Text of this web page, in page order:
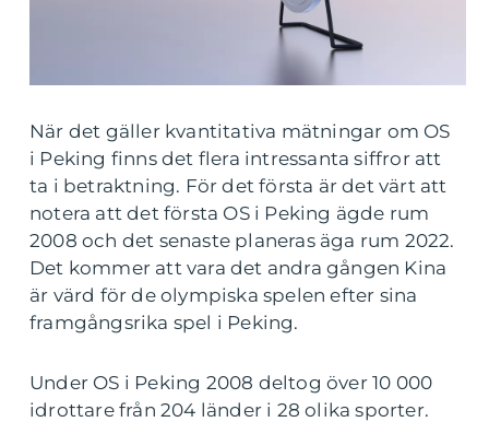
När det gäller kvantitativa mätningar om OS
i Peking finns det flera intressanta siffror att
ta i betraktning. För det första är det värt att
notera att det första OS i Peking ägde rum
2008 och det senaste planeras äga rum 2022.
Det kommer att vara det andra gången Kina
är värd för de olympiska spelen efter sina
framgångsrika spel i Peking.
Under OS i Peking 2008 deltog över 10 000
idrottare från 204 länder i 28 olika sporter.